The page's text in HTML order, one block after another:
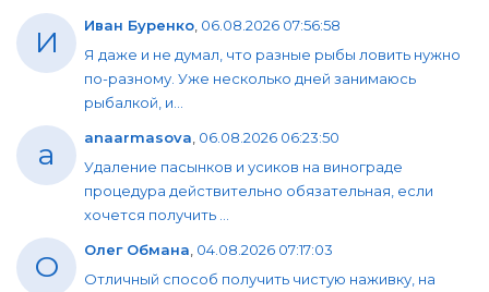
И Иван Буренко 06.08.2026 07:56:58
Я даже и не думал, что разные рыбы ловить нужно
по-разному. Уже несколько дней занимаюсь
рыбалкой, и...
a anaarmasova 06.08.2026 06:23:50
Удаление пасынков и усиков на винограде
процедура действительно обязательная, если
хочется получить ...
О Олег Обмана 04.08.2026 07:17:03
Отличный способ получить чистую наживку, на